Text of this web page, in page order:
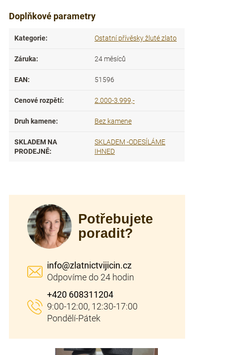
Doplňkové parametry
Kategorie: Ostatní přívěsky žluté zlato
Záruka: 24 měsíců
EAN: 51596
Cenové rozpětí: 2.000-3.999,-
Druh kamene: Bez kamene
SKLADEM NA
PRODEJNĚ:
SKLADEM -ODESÍLÁME
IHNED
Potřebujete
poradit?
info@zlatnictvijicin.cz
+420 608311204